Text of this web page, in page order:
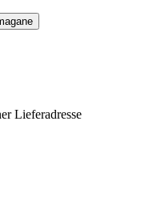
Lieferadresse